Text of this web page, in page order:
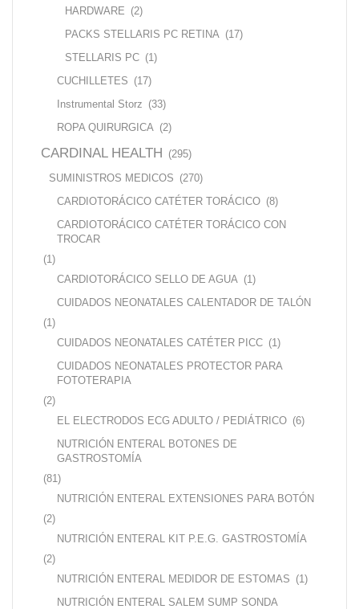
HARDWARE (2)
PACKS STELLARIS PC RETINA (17)
STELLARIS PC (1)
CUCHILLETES (17)
Instrumental Storz (33)
ROPA QUIRURGICA (2)
CARDINAL HEALTH (295)
SUMINISTROS MEDICOS (270)
CARDIOTORÁCICO CATÉTER TORÁCICO (8)
CARDIOTORÁCICO CATÉTER TORÁCICO CON
TROCAR
(1)
CARDIOTORÁCICO SELLO DE AGUA (1)
CUIDADOS NEONATALES CALENTADOR DE TALÓN
(1)
CUIDADOS NEONATALES CATÉTER PICC (1)
CUIDADOS NEONATALES PROTECTOR PARA
FOTOTERAPIA
(2)
EL ELECTRODOS ECG ADULTO / PEDIÁTRICO (6)
NUTRICIÓN ENTERAL BOTONES DE
GASTROSTOMÍA
(81)
NUTRICIÓN ENTERAL EXTENSIONES PARA BOTÓN
(2)
NUTRICIÓN ENTERAL KIT P.E.G. GASTROSTOMÍA
(2)
NUTRICIÓN ENTERAL MEDIDOR DE ESTOMAS (1)
NUTRICIÓN ENTERAL SALEM SUMP SONDA